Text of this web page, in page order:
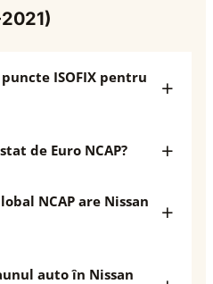
ISOFIX pentru
de Euro NCAP?
NCAP are Nissan
auto în Nissan